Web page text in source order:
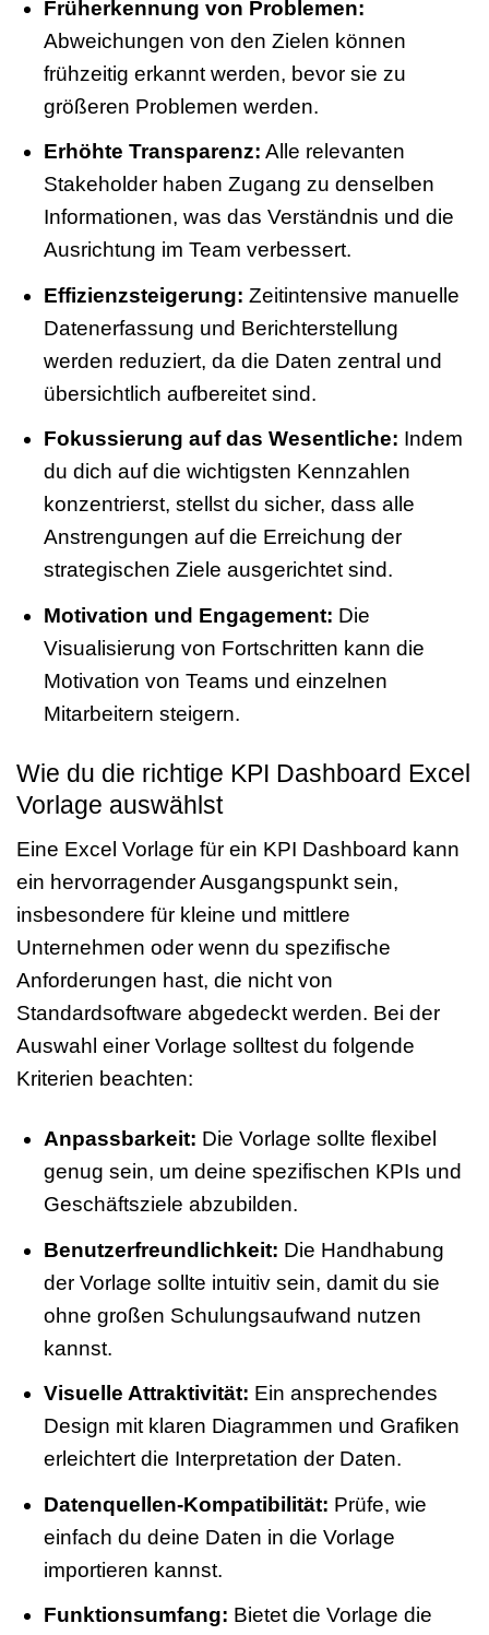
Früherkennung von Problemen:
Abweichungen von den Zielen können
frühzeitig erkannt werden, bevor sie zu
größeren Problemen werden.
Erhöhte Transparenz: Alle relevanten
Stakeholder haben Zugang zu denselben
Informationen, was das Verständnis und die
Ausrichtung im Team verbessert.
Effizienzsteigerung: Zeitintensive manuelle
Datenerfassung und Berichterstellung
werden reduziert, da die Daten zentral und
übersichtlich aufbereitet sind.
Fokussierung auf das Wesentliche: Indem
du dich auf die wichtigsten Kennzahlen
konzentrierst, stellst du sicher, dass alle
Anstrengungen auf die Erreichung der
strategischen Ziele ausgerichtet sind.
Motivation und Engagement: Die
Visualisierung von Fortschritten kann die
Motivation von Teams und einzelnen
Mitarbeitern steigern.
Wie du die richtige KPI Dashboard Excel
Vorlage auswählst
Eine Excel Vorlage für ein KPI Dashboard kann
ein hervorragender Ausgangspunkt sein,
insbesondere für kleine und mittlere
Unternehmen oder wenn du spezifische
Anforderungen hast, die nicht von
Standardsoftware abgedeckt werden. Bei der
Auswahl einer Vorlage solltest du folgende
Kriterien beachten:
Anpassbarkeit: Die Vorlage sollte flexibel
genug sein, um deine spezifischen KPIs und
Geschäftsziele abzubilden.
Benutzerfreundlichkeit: Die Handhabung
der Vorlage sollte intuitiv sein, damit du sie
ohne großen Schulungsaufwand nutzen
kannst.
Visuelle Attraktivität: Ein ansprechendes
Design mit klaren Diagrammen und Grafiken
erleichtert die Interpretation der Daten.
Datenquellen-Kompatibilität: Prüfe, wie
einfach du deine Daten in die Vorlage
importieren kannst.
Funktionsumfang: Bietet die Vorlage die